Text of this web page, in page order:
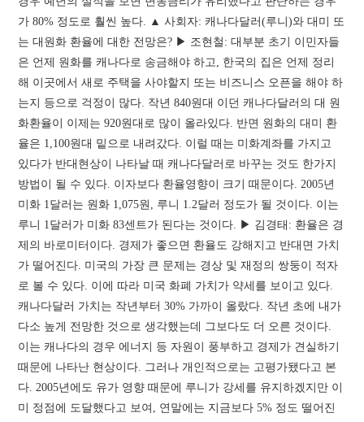
가 80% 정도로 훨씬 높다. ▲ 사회자: 캐나다달러(루니)와 대미 또
는 대원화 환율에 대한 전망은? ▶ 조현철: 대부분 초기 이민자들
은 언제 원화를 캐나다로 송금해야 하고, 한국의 집은 언제 정리
해 이곳에서 새로 주택을 사야할지 또는 비즈니스 오픈을 해야 하
는지 등으로 걱정이 많다. 작년 840원대 이던 캐나다달러의 대 원
화환율이 이제는 920원대로 많이 올라있다. 반면 원화의 대미 환
율은 1,100원대 밑으로 내려갔다. 이럴 때는 미화계좌를 가지고
있다가 반대현상이 나타날 때 캐나다달러로 바꾸는 것도 한가지
방법이 될 수 있다. 이자보다 환율영향이 크기 때문이다. 2005년
미화 1달러는 원화 1,075원, 루니 1.2달러 정도가 될 것이다. 이는
루니 1달러가 미화 83센트가 된다는 것이다. ▶ 김경태: 환율은 경
제의 바로미터이다. 경제가 좋으면 환율도 강해지고 반대면 가치
가 떨어진다. 미국의 가장 큰 문제는 경상 및 재정의 쌍둥이 적자
로 볼 수 있다. 이에 따라 미국 화폐 가치가 약세를 보이고 있다.
캐나다달러 가치는 작년부터 30% 가까이 올랐다. 작년 초에 내가
다소 높게 전망한 것으로 생각했는데 그보다도 더 오른 것이다.
이는 캐나다의 경우 에너지 등 자원이 풍부하고 경제가 견실하기
때문에 나타난 현상이다. 그러나 개인적으로는 고평가됐다고 본
다. 2005년에도 유가 영향 때문에 루니가 강세를 유지하겠지만 이
미 정점에 도달했다고 보여, 연말에는 지금보다 5% 정도 떨어진